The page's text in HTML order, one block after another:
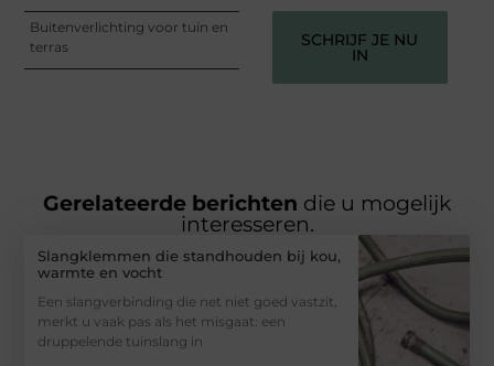
Buitenverlichting voor tuin en
terras
SCHRIJF JE NU
IN
Gerelateerde berichten die u mogelijk
interesseren.
Slangklemmen die standhouden bij kou,
warmte en vocht
Een slangverbinding die net niet goed vastzit,
merkt u vaak pas als het misgaat: een
druppelende tuinslang in